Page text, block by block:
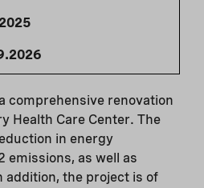
comprehensive renovation
Health Care Center. The
in energy
emissions, as well as
addition, the project is of